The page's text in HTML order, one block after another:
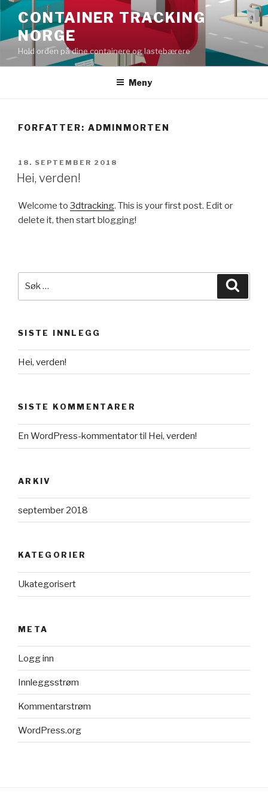
Gå
innhold
CONTAINER TRACKING
NORGE
Hold orden på dine containere og lastebærere
Meny
FORFATTER: ADMINMORTEN
PUBLISERT
18. SEPTEMBER 2018
Hei, verden!
Welcome to 3dtracking. This is your first post. Edit or
delete it, then start blogging!
SISTE INNLEGG
Hei, verden!
SISTE KOMMENTARER
En WordPress-kommentatortil Hei, verden!
ARKIV
september 2018
KATEGORIER
Ukategorisert
META
Logg inn
Innleggsstrøm
Kommentarstrøm
WordPress.org